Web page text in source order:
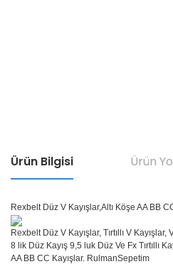
Ürün Bilgisi Ürün
Rexbelt Düz V Kayışlar,Altı Köşe AA BB
Rexbelt Düz V Kayışlar, Tırtıllı V
8 lik Düz Kayış 9,5 luk Düz Ve Fx Tırtıllı
AA BB CC Kayışlar. RulmanSepetim